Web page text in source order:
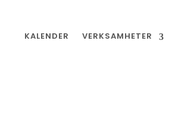
KALENDER VERKSAMHETER